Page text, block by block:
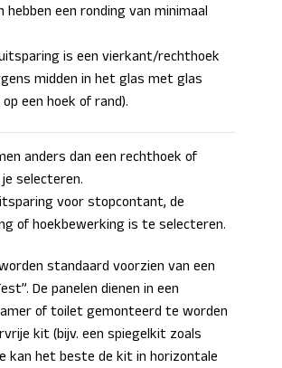
hebben een ronding van minimaal
is een vierkant/rechthoek
midden in het glas met glas
een hoek of rand).
anders dan een rechthoek of
selecteren.
voor stopcontant, de
of hoekbewerking is te selecteren.
standaard voorzien van een
De panelen dienen in een
of toilet gemonteerd te worden
kit (bijv. een spiegelkit zoals
kan het beste de kit in horizontale